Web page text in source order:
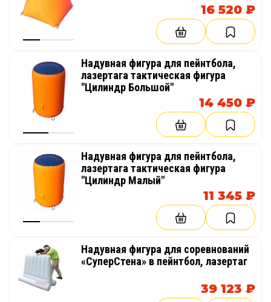
16 520 ₽
Надувная фигура для пейнтбола,
лазертага тактическая фигура
"Цилиндр Большой"
14 450 ₽
Надувная фигура для пейнтбола,
лазертага тактическая фигура
"Цилиндр Малый"
11 345 ₽
Надувная фигура для соревнований
«СуперСтена» в пейнтбол, лазертаг
39 123 ₽